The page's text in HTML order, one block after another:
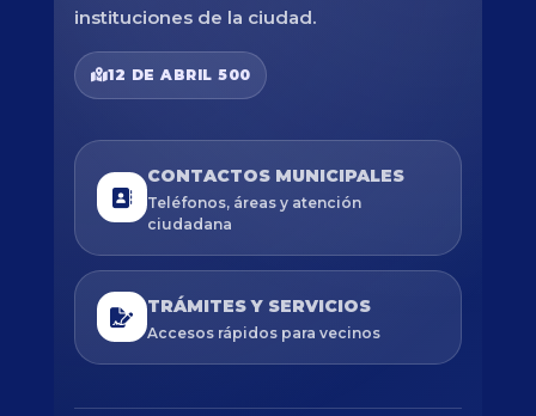
instituciones de la ciudad.
12 DE ABRIL 500
CONTACTOS MUNICIPALES
Teléfonos, áreas y atención
ciudadana
TRÁMITES Y SERVICIOS
Accesos rápidos para vecinos